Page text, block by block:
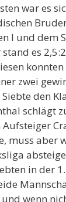
war es
I und dem
es
zwei
den
schlägt
muss aber
in der
wenn